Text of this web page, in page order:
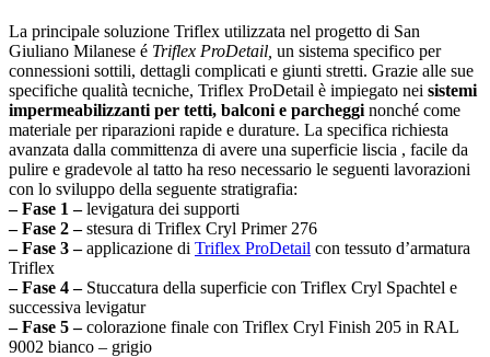
La principale soluzione Triflex utilizzata nel progetto di San
Giuliano Milanese é Triflex ProDetail, un sistema specifico per
connessioni sottili, dettagli complicati e giunti stretti. Grazie alle sue
specifiche qualità tecniche, Triflex ProDetail è impiegato nei sistemi
impermeabilizzanti per tetti, balconi e parcheggi nonché come
materiale per riparazioni rapide e durature. La specifica richiesta
avanzata dalla committenza di avere una superficie liscia , facile da
pulire e gradevole al tatto ha reso necessario le seguenti lavorazioni
con lo sviluppo della seguente stratigrafia:
– Fase 1 –levigatura dei supporti
– Fase 2 –stesura di Triflex Cryl Primer 276
– Fase 3 –applicazione di Triflex ProDetail con tessuto d’armatura
Triflex
– Fase 4 – Stuccatura della superficie con Triflex Cryl Spachtel e
successiva levigatur
– Fase 5 –colorazione finale con Triflex Cryl Finish 205 in RAL
9002 bianco – grigio